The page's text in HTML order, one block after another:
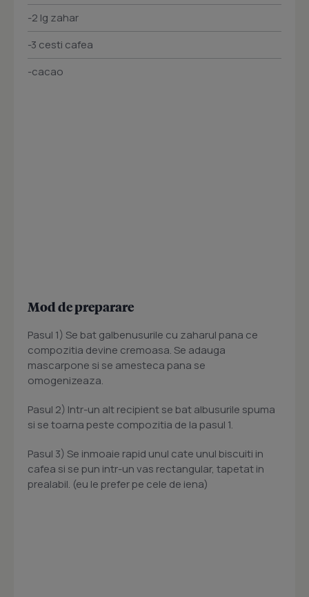
-2 lg zahar
-3 cesti cafea
-cacao
Mod de preparare
Pasul 1) Se bat galbenusurile cu zaharul pana ce
compozitia devine cremoasa. Se adauga
mascarpone si se amesteca pana se
omogenizeaza.
Pasul 2) Intr-un alt recipient se bat albusurile spuma
si se toarna peste compozitia de la pasul 1.
Pasul 3) Se inmoaie rapid unul cate unul biscuiti in
cafea si se pun intr-un vas rectangular, tapetat in
prealabil. (eu le prefer pe cele de iena)